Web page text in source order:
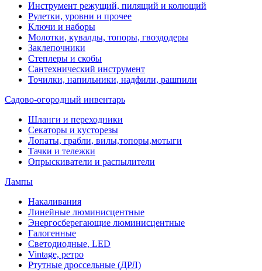
Инструмент режущий, пилящий и колющий
Рулетки, уровни и прочее
Ключи и наборы
Молотки, кувалды, топоры, гвоздодеры
Заклепочники
Степлеры и скобы
Сантехнический инструмент
Точилки, напильники, надфили, рашпили
Садово-огородный инвентарь
Шланги и переходники
Секаторы и кусторезы
Лопаты, грабли, вилы,топоры,мотыги
Тачки и тележки
Опрыскиватели и распылители
Лампы
Накаливания
Линейные люминисцентные
Энергосберегающие люминисцентные
Галогенные
Светодиодные, LED
Vintage, ретро
Ртутные дроссельные (ДРЛ)